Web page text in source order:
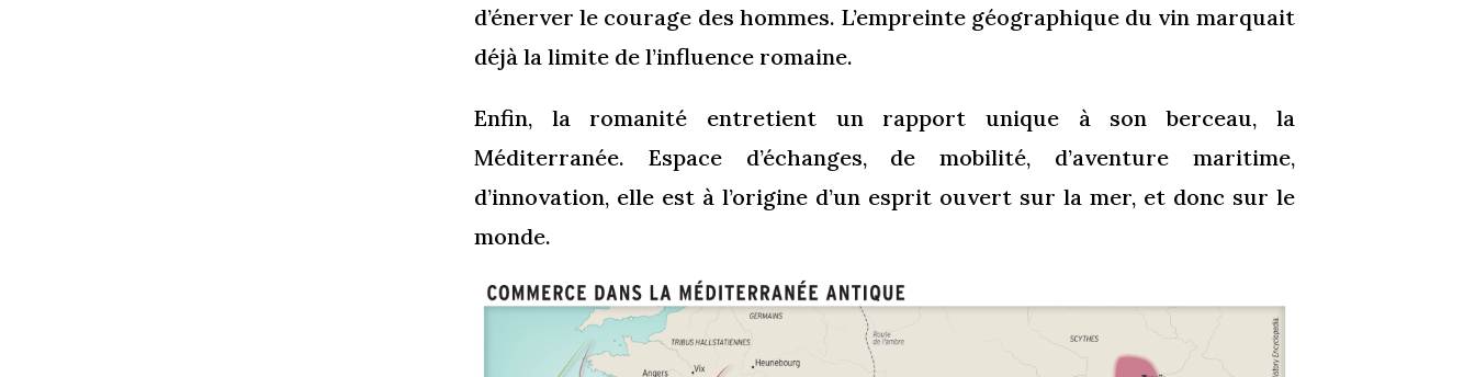
d’énerver le courage des hommes. L’empreinte géographique du vin marquait
déjà la limite de l’influence romaine.
Enfin, la romanité entretient un rapport unique à son berceau, la
Méditerranée. Espace d’échanges, de mobilité, d’aventure maritime,
d’innovation, elle est à l’origine d’un esprit ouvert sur la mer, et donc sur le
monde.